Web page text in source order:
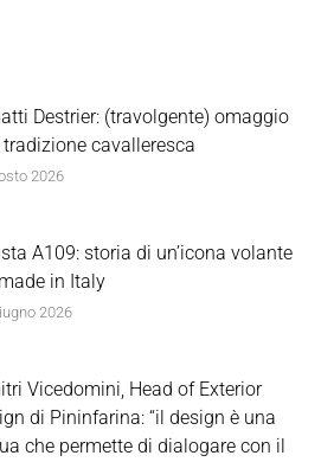
Destrier: (travolgente) omaggio
cavalleresca
2026
A109: storia di un’icona volante
in Italy
2026
Vicedomini, Head of Exterior
di Pininfarina: “il design è una
che permette di dialogare con il